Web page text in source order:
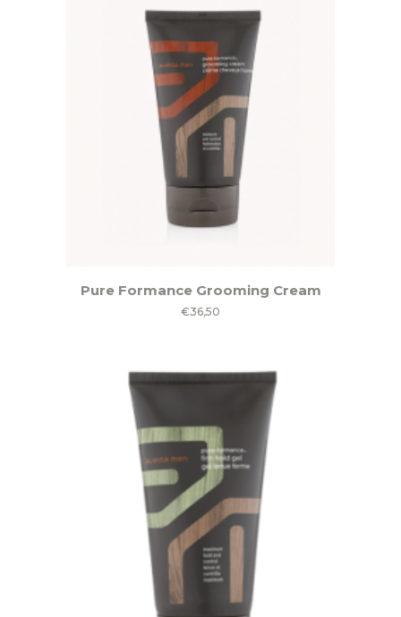
productpagina
Pure Formance Grooming Cream
€36,50